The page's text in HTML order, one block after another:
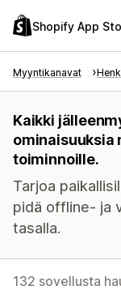
Shopify App
Myyntikanavat
Kaikki
ominaisuuksia
toiminnoille.
Tarjoa
pidä offline- ja
tasalla.
132 sovellusta